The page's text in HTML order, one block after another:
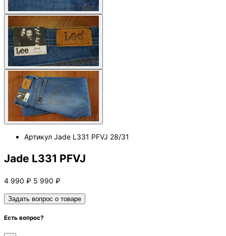
Артикул Jade L331 PFVJ 28/31
Jade L331 PFVJ
4 990 ₽ 5 990 ₽
Задать вопрос о товаре
Есть вопрос?